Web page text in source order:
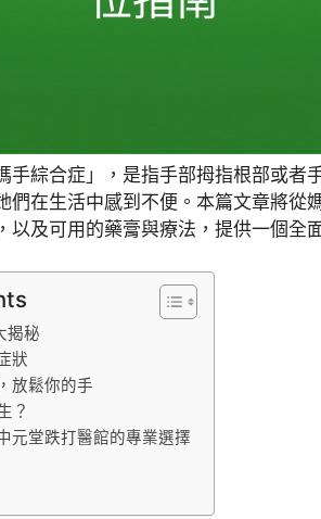
手綜合症」，是指手部拇指根部或者
們在生活中感到不便。本篇文章將從
以及可用的藥膏與療法，提供一個全
揭秘
狀
放鬆你的手
？
元堂跌打醫館的專業選擇